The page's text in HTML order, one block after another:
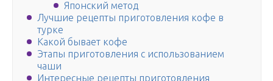
Японский метод
Лучшие рецепты приготовления кофе в
турке
Какой бывает кофе
Этапы приготовления с использованием
чаши
Интересные рецепты приготовления